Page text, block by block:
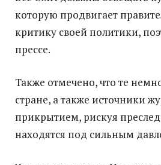
которую продвигает
критику своей политики,
прессе.
Также отмечено, что те
стране, а также источники
прикрытием, рискуя
находятся под сильным